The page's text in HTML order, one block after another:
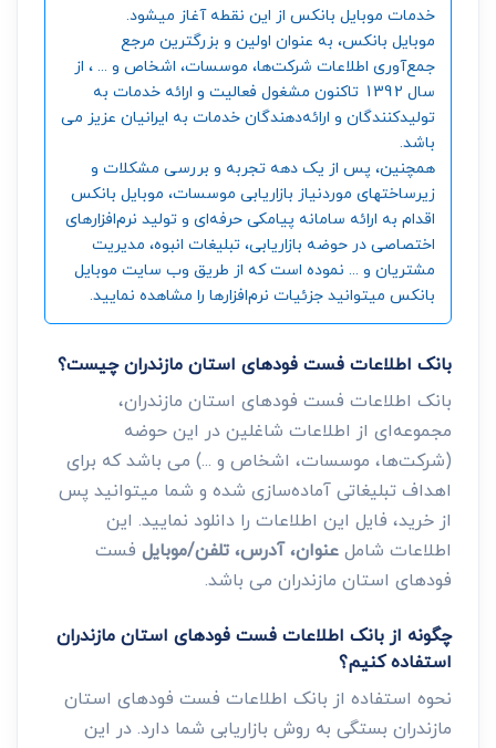
خدمات موبایل بانکس از این نقطه آغاز میشود.
موبایل بانکس، به عنوان اولین و بزرگترین مرجع
جمع‌آوری اطلاعات شرکت‌ها، موسسات، اشخاص و ... ، از
سال 1392 تاکنون مشغول فعالیت و ارائه خدمات به
تولیدکنندگان و ارائه‌دهندگان خدمات به ایرانیان عزیز می
باشد.
همچنین، پس از یک دهه تجربه و بررسی مشکلات و
زیرساختهای موردنیاز بازاریابی موسسات، موبایل بانکس
اقدام به ارائه سامانه‌ پیامکی حرفه‌ای و تولید نرم‌افزارهای
اختصاصی در حوضه بازاریابی، تبلیغات انبوه، مدیریت
مشتریان و ... نموده است که از طریق وب سایت موبایل
بانکس میتوانید جزئیات نرم‌افزارها را مشاهده نمایید.
بانک اطلاعات فست فود‌های استان مازندران چیست؟
بانک اطلاعات فست فود‌های استان مازندران،
مجموعه‌ای از اطلاعات شاغلین در این حوضه
(شرکت‌ها، موسسات، اشخاص و ...) می باشد که برای
اهداف تبلیغاتی آماده‌سازی شده و شما میتوانید پس
از خرید، فایل این اطلاعات را دانلود نمایید. این
اطلاعات شاملعنوان، آدرس، تلفن/موبایل فست
فود‌های استان مازندران می باشد.
چگونه از بانک اطلاعات فست فود‌های استان مازندران
استفاده کنیم؟
نحوه استفاده از بانک اطلاعات فست فود‌های استان
مازندران بستگی به روش بازاریابی شما دارد. در این